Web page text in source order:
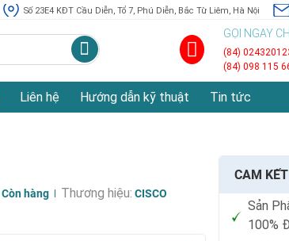
Số 23E4 KĐT Cầu Diễn, Tổ 7, Phú Diễn, Bắc Từ Liêm, Hà Nội
GỌI NGAY
(84)
(84) 098 115
Liên hệ Hướng dẫn kỹ thuật Tin tức
Còn hàng Thương hiệu: CISCO
CAM
Sản
100%